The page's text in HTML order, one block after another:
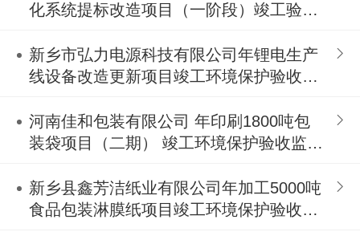
化系统提标改造项目（一阶段）竣工验收
新乡市弘力电源科技有限公司年锂电生产
线设备改造更新项目竣工环境保护验收监
河南佳和包装有限公司 年印刷1800吨包
装袋项目（二期） 竣工环境保护验收监测
新乡县鑫芳洁纸业有限公司年加工5000吨
食品包装淋膜纸项目竣工环境保护验收公